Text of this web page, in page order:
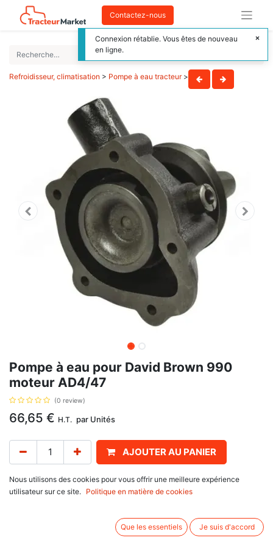
Contactez-nous
Refroidisseur, climatisation > Pompe à eau tracteur>
Pompe à eau pour David Brown 990
moteur AD4/47
(0 review)
66,65 € H.T. par Unités
AJOUTER AU PANIER
Délai de livraison : 1 semaine
Nous utilisons des cookies pour vous offrir une meilleure expérience
utilisateur sur ce site.
Politique en matière de cookies
Que les essentiels Je suis d'accord
Connexion rétablie. Vous êtes de nouveau
en ligne.